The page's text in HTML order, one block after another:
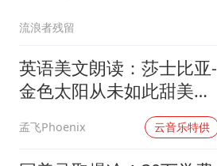
流浪者残留
英语美文朗读：莎士比亚-
金色太阳从未如此甜美吻
孟飞Phoenix 云音乐特供